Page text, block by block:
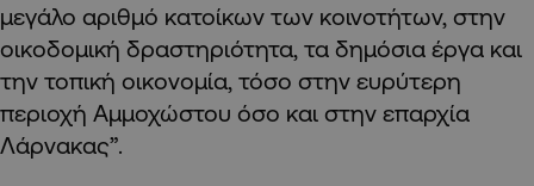
μεγάλο αριθμό κατοίκων των κοινοτήτων, στην
οικοδομική δραστηριότητα, τα δημόσια έργα και
την τοπική οικονομία, τόσο στην ευρύτερη
περιοχή Αμμοχώστου όσο και στην επαρχία
Λάρνακας”.